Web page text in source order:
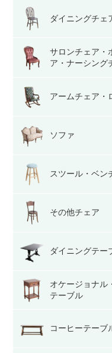
ダイニングチェ
サロンチェア・
ア・ナーシング
アームチェア・
ソファ
スツール・ベン
その他チェア
ダイニングテー
オケージョナル
テーブル
コーヒーテーブ